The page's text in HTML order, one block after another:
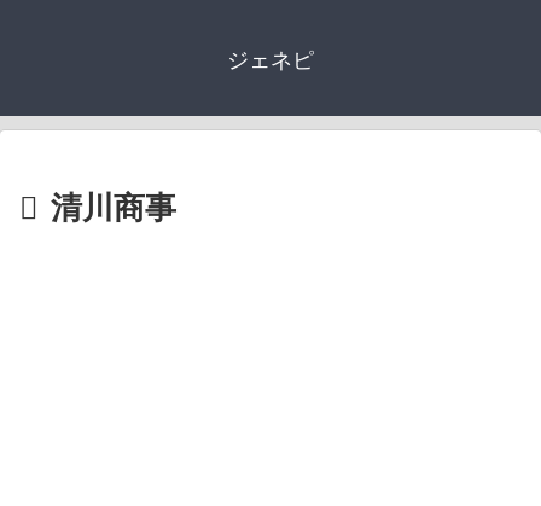
ジェネピ
清川商事